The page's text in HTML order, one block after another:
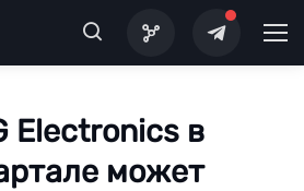
Electronics в
может